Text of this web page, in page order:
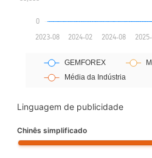
Linguagem de publicidade
Chinês simplificado